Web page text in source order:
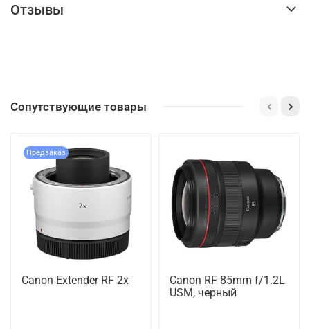
Отзывы
Сопутствующие товары
Предзаказ
Canon Extender RF 2x
Canon RF 85mm f/1.2L
USM, черный